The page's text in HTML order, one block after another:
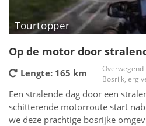
Tourtopper
Op de motor door
Lengte: 165 km
Bosrijk, erg
Een stralende dag door een
schitterende motorroute start
we deze prachtige bosrijke